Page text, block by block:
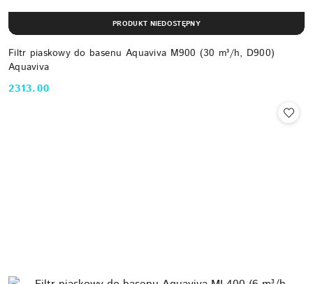
Filtr piaskowy do basenu Aquaviva M900 (30 m³/h, D900)
Aquaviva
Cena:
2313.00
PRODUKT NIEDOSTĘPNY